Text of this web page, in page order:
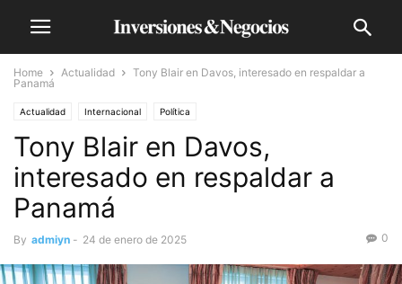
Home Actualidad
Tony Blair en Davos, interesado en respaldar a
Panamá
Actualidad Internacional Política
Tony Blair en Davos,
interesado en respaldar a
Panamá
By admiyn - 24 de enero de 2025 0